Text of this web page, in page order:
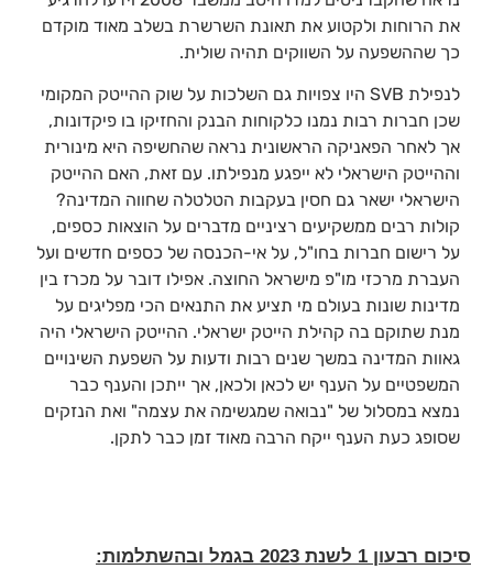
את הרוחות ולקטוע את תאונת השרשרת בשלב מאוד מוקדם
כך שההשפעה על השווקים תהיה שולית.
לנפילת SVB היו צפויות גם השלכות על שוק ההייטק המקומי
שכן חברות רבות נמנו כלקוחות הבנק והחזיקו בו פיקדונות,
אך לאחר הפאניקה הראשונית נראה שהחשיפה היא מינורית
וההייטק הישראלי לא ייפגע מנפילתו. עם זאת, האם ההייטק
הישראלי ישאר גם חסין בעקבות הטלטלה שחווה המדינה?
קולות רבים ממשקיעים רציניים מדברים על הוצאות כספים,
על רישום חברות בחו"ל, על אי-הכנסה של כספים חדשים ועל
העברת מרכזי מו"פ מישראל החוצה. אפילו דובר על מכרז בין
מדינות שונות בעולם מי תציע את התנאים הכי מפליגים על
מנת שתוקם בה קהילת הייטק ישראלי. ההייטק הישראלי היה
גאוות המדינה במשך שנים רבות ודעות על השפעת השינויים
המשפטיים על הענף יש לכאן ולכאן, אך ייתכן והענף כבר
נמצא במסלול של "נבואה שמגשימה את עצמה" ואת הנזקים
שסופג כעת הענף ייקח הרבה מאוד זמן כבר לתקן.
סיכום רבעון 1 לשנת 2023 בגמל ובהשתלמות: